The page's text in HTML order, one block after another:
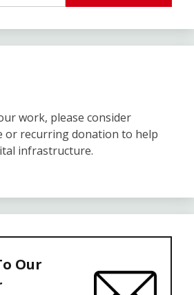
work, please consider
or recurring donation to help
infrastructure.
Our